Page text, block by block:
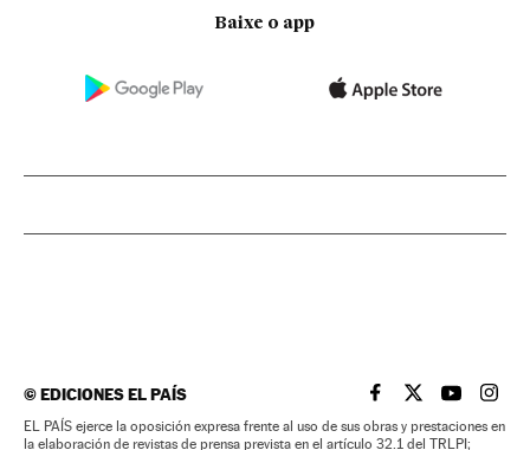
Baixe o app
©EDICIONES EL PAÍS EL PAÍS BRASIL EN
EL PAÍSEL PAÍS
EL
EL PAÍS ejerce la oposición expresa frente al uso de sus obras y prestaciones en
la elaboración de revistas de prensa prevista en el artículo 32.1 del TRLPI;